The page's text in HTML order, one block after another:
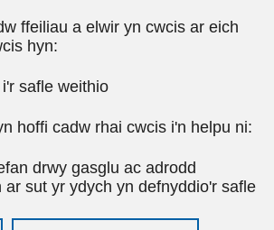
ffeiliau a elwir yn cwcis ar eich
hyn:
safle weithio
hoffi cadw rhai cwcis i'n helpu ni:
drwy gasglu ac adrodd
ar sut yr ydych yn defnyddio'r safle